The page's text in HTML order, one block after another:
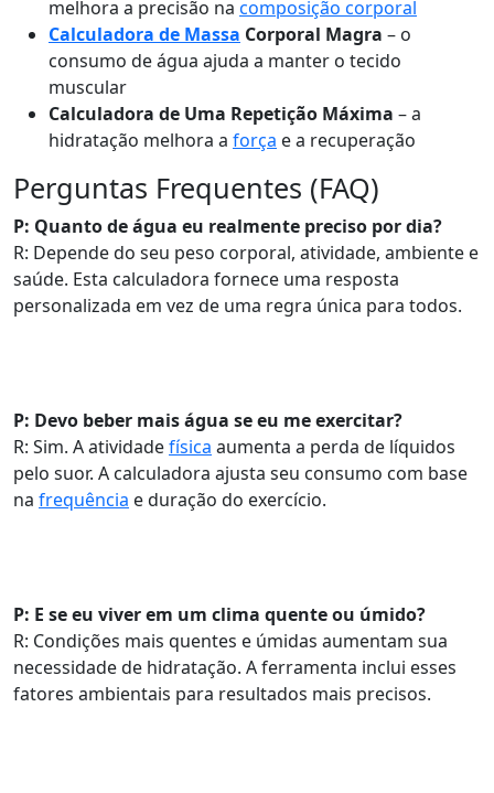
melhora a precisão na composição corporal
Calculadora de Massa Corporal Magra – o
consumo de água ajuda a manter o tecido
muscular
Calculadora de Uma Repetição Máxima – a
hidratação melhora a força e a recuperação
Perguntas Frequentes (FAQ)
P: Quanto de água eu realmente preciso por dia?
R: Depende do seu peso corporal, atividade, ambiente e
saúde. Esta calculadora fornece uma resposta
personalizada em vez de uma regra única para todos.
P: Devo beber mais água se eu me exercitar?
R: Sim. A atividadefísica aumenta a perda de líquidos
pelo suor. A calculadora ajusta seu consumo com base
na frequência e duração do exercício.
P: E se eu viver em um clima quente ou úmido?
R: Condições mais quentes e úmidas aumentam sua
necessidade de hidratação. A ferramenta inclui esses
fatores ambientais para resultados mais precisos.